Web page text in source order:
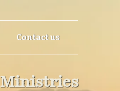
Contact us
Ministries